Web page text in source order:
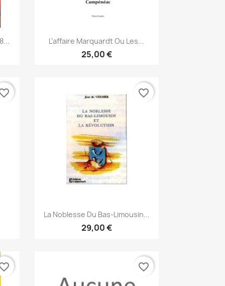
Aperçu rapide
L’affaire Marquardt Ou Les...
25,00 €
Aperçu rapide
La Noblesse Du Bas-Limousin...
29,00 €
favorite_border
favorite_border